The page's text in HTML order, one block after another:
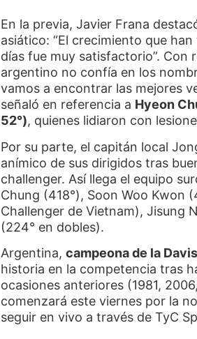
En la previa, Javier Frana
asiático: “El crecimiento que
días fue muy satisfactorio”. Con
argentino no confía en los
vamos a encontrar las mejores
señaló en referencia a Hyeon
52°), quienes lidiaron con
Por su parte, el capitán local
anímico de sus dirigidos tras
challenger. Así llega el equipo
Chung (418°), Soon Woo Kwon
Challenger de Vietnam), Jisung
(224° en dobles).
Argentina,campeona de la
historia en la competencia tras
ocasiones anteriores (1981,
comenzará este viernes por la
seguir en vivo a través de TyC